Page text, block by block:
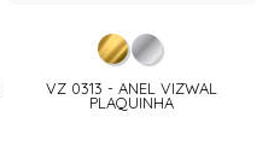
VZ 0313 - ANEL VIZWAL
PLAQUINHA